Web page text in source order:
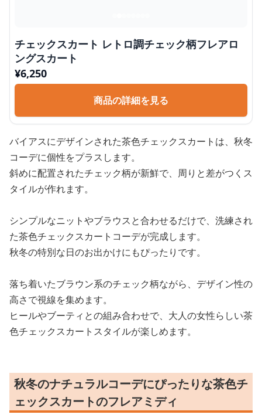
チェックスカート レトロ調チェック柄フレアロ
ングスカート
¥6,250
商品の詳細を見る
バイアスにデザインされた茶色チェックスカートは、秋冬
コーデに個性をプラスします。
斜めに配置されたチェック柄が新鮮で、周りと差がつくス
タイルが作れます。
シンプルなニットやブラウスと合わせるだけで、洗練され
た茶色チェックスカートコーデが完成します。
秋冬の特別な日のお出かけにもぴったりです。
落ち着いたブラウン系のチェック柄ながら、デザイン性の
高さで視線を集めます。
ヒールやブーティとの組み合わせで、大人の女性らしい茶
色チェックスカートスタイルが楽しめます。
秋冬のナチュラルコーデにぴったりな茶色チ
ェックスカートのフレアミディ